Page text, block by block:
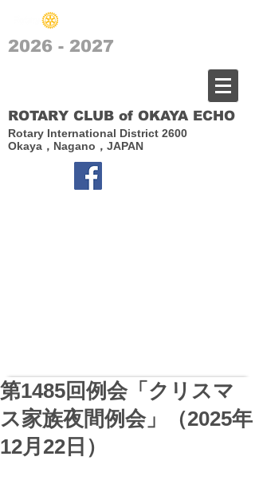
2026 - 2027
ROTARY CLUB of OKAYA ECHO
Rotary International District 2600
Okaya，Nagano，JAPAN
第1485回例会「クリスマ
ス家族夜間例会」（2025年
12月22日）